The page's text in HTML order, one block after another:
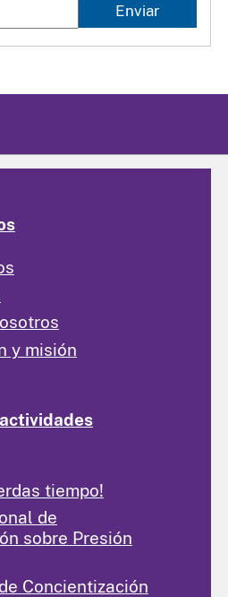
Enviar
y misión
tiempo!
de
sobre Presión
Concientización